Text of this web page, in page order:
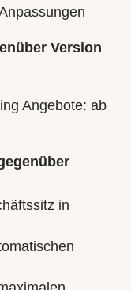
Version
Angebote: ab
in